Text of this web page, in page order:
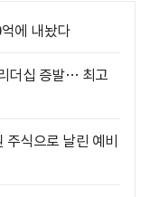
에 내놨다
더십 증발… 최고
식으로 날린 예비